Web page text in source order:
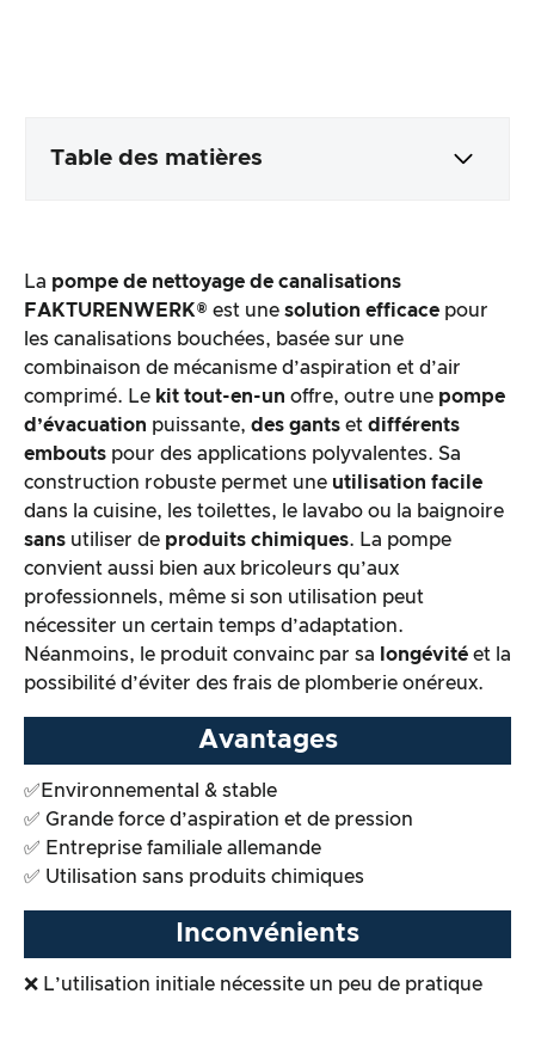
Table des matières
Traitement des produits & apparence
Le test pratique
Rapport qualité/prix
Résultat global
La pompe de nettoyage de canalisations
FAKTURENWERK® est une solution efficace pour
les canalisations bouchées, basée sur une
combinaison de mécanisme d’aspiration et d’air
comprimé. Le kit tout-en-un offre, outre une pompe
d’évacuation puissante, des gants et différents
embouts pour des applications polyvalentes. Sa
construction robuste permet une utilisation facile
dans la cuisine, les toilettes, le lavabo ou la baignoire
sans utiliser de produits chimiques. La pompe
convient aussi bien aux bricoleurs qu’aux
professionnels, même si son utilisation peut
nécessiter un certain temps d’adaptation.
Néanmoins, le produit convainc par sa
longévité et la
possibilité d’éviter des frais de plomberie onéreux.
Avantages
✅Environnemental & stable
✅ Grande force d’aspiration et de pression
✅ Entreprise familiale allemande
✅ Utilisation sans produits chimiques
Inconvénients
❌ L’utilisation initiale nécessite un peu de pratique